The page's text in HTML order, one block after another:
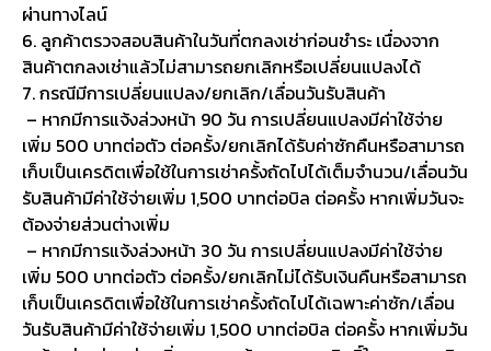
ผ่านทางไลน์
6. ลูกค้าตรวจสอบสินค้าในวันที่ตกลงเช่าก่อนชำระ เนื่องจาก
สินค้าตกลงเช่าแล้วไม่สามารถยกเลิกหรือเปลี่ยนแปลงได้
7. กรณีมีการเปลี่ยนแปลง/ยกเลิก/เลื่อนวันรับสินค้า
– หากมีการแจ้งล่วงหน้า 90 วัน การเปลี่ยนแปลงมีค่าใช้จ่าย
เพิ่ม 500 บาทต่อตัว ต่อครั้ง/ยกเลิกได้รับค่าซักคืนหรือสามารถ
เก็บเป็นเครดิตเพื่อใช้ในการเช่าครั้งถัดไปได้เต็มจำนวน/เลื่อนวัน
รับสินค้ามีค่าใช้จ่ายเพิ่ม 1,500 บาทต่อบิล ต่อครั้ง หากเพิ่มวันจะ
ต้องจ่ายส่วนต่างเพิ่ม
– หากมีการแจ้งล่วงหน้า 30 วัน การเปลี่ยนแปลงมีค่าใช้จ่าย
เพิ่ม 500 บาทต่อตัว ต่อครั้ง/ยกเลิกไม่ได้รับเงินคืนหรือสามารถ
เก็บเป็นเครดิตเพื่อใช้ในการเช่าครั้งถัดไปได้เฉพาะค่าซัก/เลื่อน
วันรับสินค้ามีค่าใช้จ่ายเพิ่ม 1,500 บาทต่อบิล ต่อครั้ง หากเพิ่มวัน